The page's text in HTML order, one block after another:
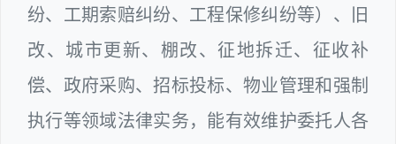
纷、工期索赔纠纷、工程保修纠纷等）、旧
改、城市更新、棚改、征地拆迁、征收补
偿、政府采购、招标投标、物业管理和强制
执行等领域法律实务，能有效维护委托人各